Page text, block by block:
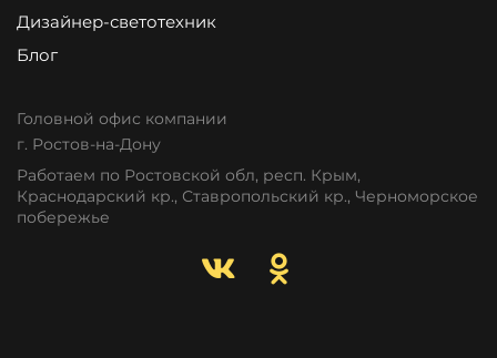
Дизайнер-светотехник
Блог
Головной офис компании
г. Ростов-на-Дону
Работаем по Ростовской обл, респ. Крым,
Краснодарский кр., Ставропольский кр., Черноморское
побережье